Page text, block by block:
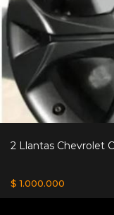
2 Llantas Chevrolet
$ 1.000.000